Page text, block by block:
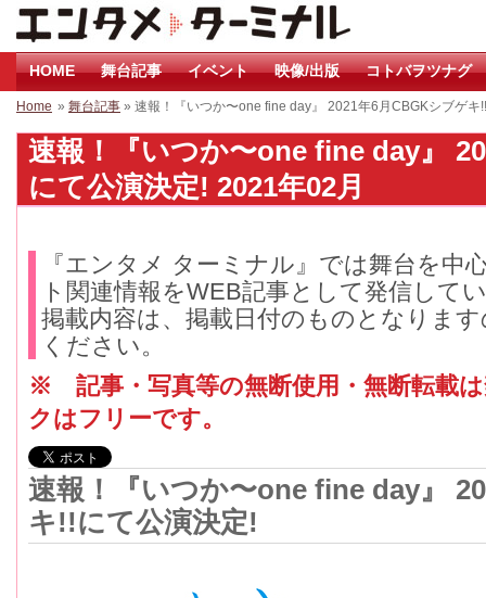
HOME 舞台記事 イベント 映像/出版 コトバヲツナグ
Home » 舞台記事 » 速報！『いつか〜one fine day』 2021年6月CBGKシブゲキ
速報！『いつか〜one fine day』
にて公演決定! 2021年02月
『エンタメ ターミナル』では舞台を中
ト関連情報をWEB記事として発信して
掲載内容は、掲載日付のものとなりま
ください。
※ 記事・写真等の無断使用・無断転載
クはフリーです。
速報！『いつか〜one fine day』
キ!!にて公演決定!